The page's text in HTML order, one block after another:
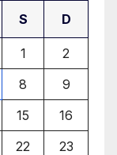
S D
1
2
8
9
15
16
22
23